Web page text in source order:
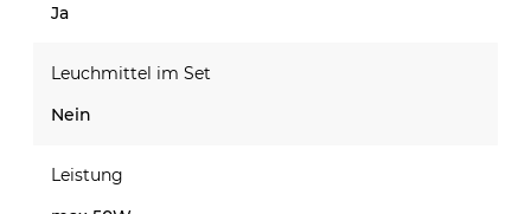
Ja
Leuchmittel im Set
Nein
Leistung